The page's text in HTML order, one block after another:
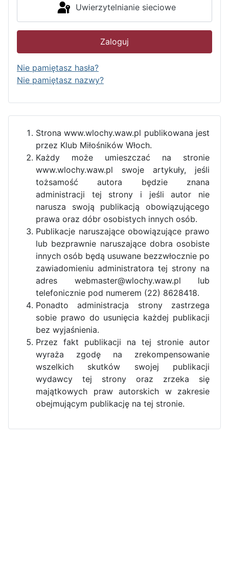
Uwierzytelnianie sieciowe
Zaloguj
Nie pamiętasz hasła?
Nie pamiętasz nazwy?
Strona www.wlochy.waw.pl publikowana jest
przez Klub Miłośników Włoch.
Każdy może umieszczać na stronie
www.wlochy.waw.pl swoje artykuły, jeśli
tożsamość autora będzie znana
administracji tej strony i jeśli autor nie
narusza swoją publikacją obowiązującego
prawa oraz dóbr osobistych innych osób.
Publikacje naruszające obowiązujące prawo
lub bezprawnie naruszające dobra osobiste
innych osób będą usuwane bezzwłocznie po
zawiadomieniu administratora tej strony na
adres webmaster@wlochy.waw.pl lub
telefonicznie pod numerem (22) 8628418.
Ponadto administracja strony zastrzega
sobie prawo do usunięcia każdej publikacji
bez wyjaśnienia.
Przez fakt publikacji na tej stronie autor
wyraża zgodę na zrekompensowanie
wszelkich skutków swojej publikacji
wydawcy tej strony oraz zrzeka się
majątkowych praw autorskich w zakresie
obejmującym publikację na tej stronie.